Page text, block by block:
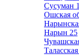
Сусуман 1
Ошская
Нарын 25